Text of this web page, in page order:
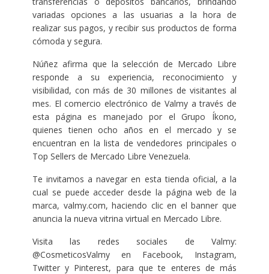
variadas opciones a las usuarias a la hora de
realizar sus pagos, y recibir sus productos de forma
cómoda y segura.
Núñez afirma que la selección de Mercado Libre
responde a su experiencia, reconocimiento y
visibilidad, con más de 30 millones de visitantes al
mes. El comercio electrónico de Valmy a través de
esta página es manejado por el Grupo Íkono,
quienes tienen ocho años en el mercado y se
encuentran en la lista de vendedores principales o
Top Sellers de Mercado Libre Venezuela.
Te invitamos a navegar en esta tienda oficial, a la
cual se puede acceder desde la página web de la
marca, valmy.com, haciendo clic en el banner que
anuncia la nueva vitrina virtual en Mercado Libre.
Visita las redes sociales de Valmy:
@CosmeticosValmy en Facebook, Instagram,
Twitter y Pinterest, para que te enteres de más